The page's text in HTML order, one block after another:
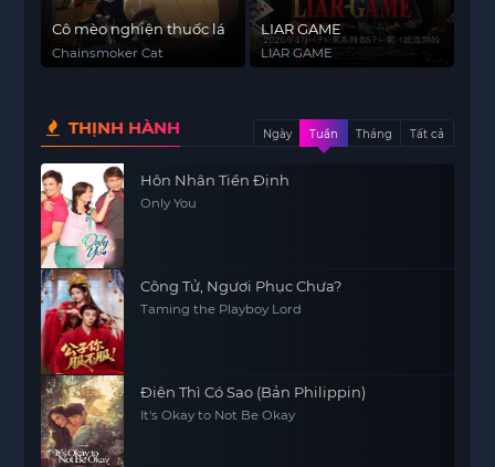
Cô mèo nghiện thuốc lá
Chainsmoker Cat
LIAR GAME
LIAR GAME
THỊNH HÀNH Ngày Tuần Tháng Tất cả
Hôn Nhân Tiền Định
Only You
Công Tử, Ngươi Phục Chưa?
Taming the Playboy Lord
Điên Thì Có Sao (Bản Philippin)
It's Okay to Not Be Okay